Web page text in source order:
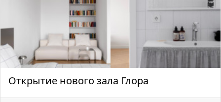
Открытие нового зала Глора